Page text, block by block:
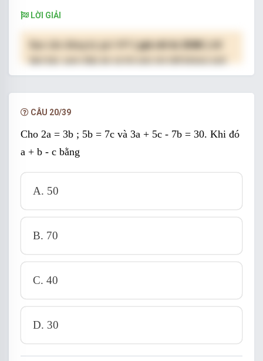
LỜI GIẢI
( giá chỉ từ 250K )
hạn.
CÂU 20/39
Cho 2a = 3b ; 5b = 7c và 3a + 5c - 7b = 30. Khi đó
a + b - c bằng
A. 50
B. 70
C. 40
D. 30